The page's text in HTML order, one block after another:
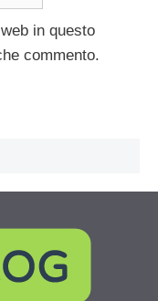
in questo
commento.